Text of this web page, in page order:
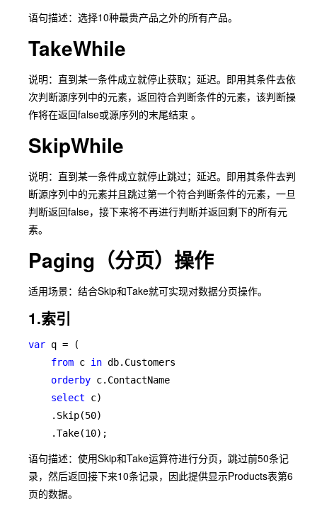
语句描述：选择10种最贵产品之外的所有产品。
TakeWhile
说明：直到某一条件成立就停止获取；延迟。即用其条件去依
次判断源序列中的元素，返回符合判断条件的元素，该判断操
作将在返回false或源序列的末尾结束 。
SkipWhile
说明：直到某一条件成立就停止跳过；延迟。即用其条件去判
断源序列中的元素并且跳过第一个符合判断条件的元素，一旦
判断返回false，接下来将不再进行判断并返回剩下的所有元
素。
Paging（分页）操作
适用场景：结合Skip和Take就可实现对数据分页操作。
1.索引
var q = (
from c in db.Customers
orderby c.ContactName
select c)
    .Skip(50)
    .Take(10);
语句描述：使用Skip和Take运算符进行分页，跳过前50条记
录，然后返回接下来10条记录，因此提供显示Products表第6
页的数据。